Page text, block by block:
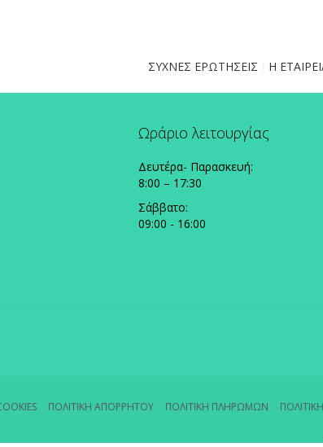
ΣΥΧΝΕΣ ΕΡΩΤΗΣΕΙΣ Η
Ωράριο λειτουργίας
Δευτέρα- Παρασκευή:
8:00 – 17:30
Σάββατο:
09:00 - 16:00
ΠΟΛΙΤΙΚΗ ΑΠΟΡΡΗΤΟΥ ΠΟΛΙΤΙΚΗ ΠΛΗΡΩΜΩΝ